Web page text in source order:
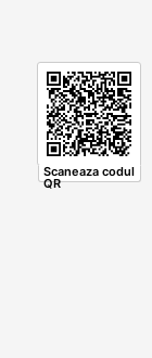
Scaneaza codul
QR